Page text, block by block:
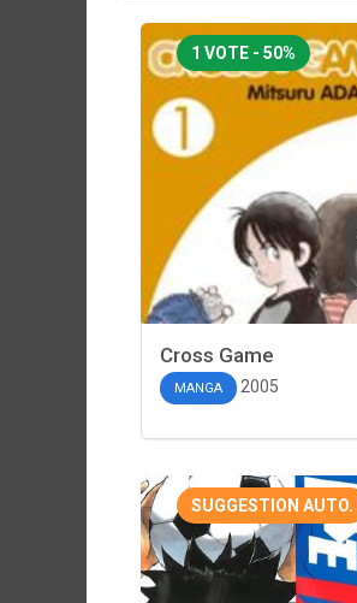
1 VOTE - 50%
Cross Game
MANGA 2005
SUGGESTION AUTO.